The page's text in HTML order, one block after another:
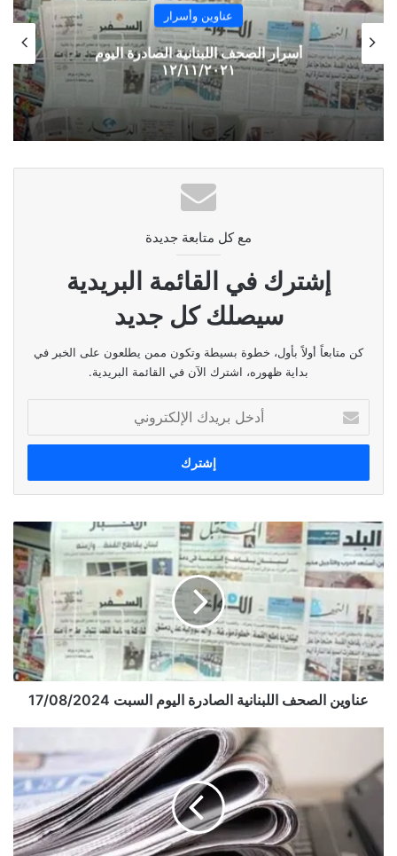
عناوين وأسرار
أسرار الصحف اللبنانية الصادرة اليوم
١٢/١١/٢٠٢١
مع كل متابعة جديدة
إشترك في القائمة البريدية
سيصلك كل جديد
كن متابعاً أولاً بأول، خطوة بسيطة وتكون ممن يطلعون على الخبر في
بداية ظهوره، اشترك الآن في القائمة البريدية.
بريدك
الإلكتروني
عناوين
الصحف
اللبنانية
الصادرة
اليوم
السبت
17/08/2024
عناوين الصحف اللبنانية الصادرة اليوم السبت 17/08/2024
اللبنانية
اليوم
السبت
17/08/2024